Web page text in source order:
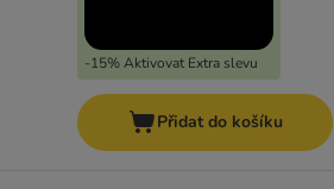
-15% Aktivovat Extra slevu
Přidat do košíku